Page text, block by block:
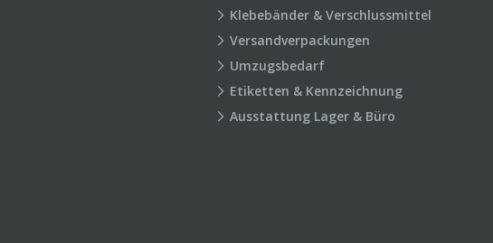
Klebebänder & Verschlussmittel
Versandverpackungen
Umzugsbedarf
Etiketten & Kennzeichnung
Ausstattung Lager & Büro